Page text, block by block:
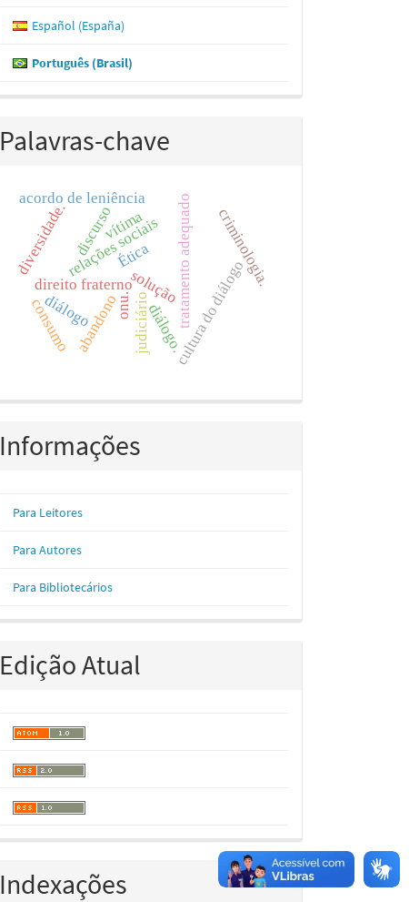
Español (España)
Português (Brasil)
Palavras-chave
abandono
relações sociais
soluçãotratamento adequado
cultura do diálogo
direito fraterno
discursoÉtica criminologia.
diálogo.
acordo de leniência
judiciário
diversidade.
diálogo onu.
vítima
consumo
Informações
Para Leitores
Para Autores
Para Bibliotecários
Edição Atual
Indexações